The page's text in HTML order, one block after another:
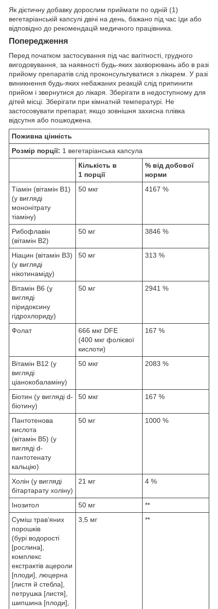
Як дієтичну добавку дорослим приймати по одній (1)
вегетаріанській капсулі двічі на день, бажано під час їди або
відповідно до рекомендацій медичного працівника.
Попередження
Перед початком застосування під час вагітності, грудного
вигодовування, за наявності будь-яких захворювань або в разі
прийому препаратів слід проконсультуватися з лікарем. У разі
виникнення будь-яких небажаних реакцій слід припинити
прийом і звернутися до лікаря. Зберігати в недоступному для
дітей місці. Зберігати при кімнатній температурі. Не
застосовувати препарат, якщо зовнішня захисна плівка
відсутня або пошкоджена.
Поживна цінність
Розмір порції: 1 вегетаріанська капсула
Кількість в
1 порції
% від добової
норми
Тіамін (вітамін B1)
(у вигляді
мононітрату
тіаміну)
50 мкг 4167 %
Рибофлавін
(вітамін B2)
50 мг 3846 %
Ніацин (вітамін B3)
(у вигляді
нікотинаміду)
50 мг 313 %
Вітамін B6 (у
вигляді
піридоксину
гідрохлориду)
50 мг 2941 %
Фолат
666 мкг DFE
(400 мкг фолієвої
кислоти)
167 %
Вітамін B12 (у
вигляді
ціанокобаламіну)
50 мкг 2083 %
Біотин (у вигляді d-
біотину)
50 мкг 167 %
Пантотенова
кислота
(вітамін B5) (у
вигляді d-
пантотенату
кальцію)
50 мг 1000 %
Холін (у вигляді
бітартарату холіну)
21 мг 4 %
Інозитол 50 мг
**
Суміш трав’яних
порошків
(бурі водорості
[рослина],
комплекс
екстрактів ацероли
[плоди], люцерна
[листя й стебла],
петрушка [листя],
шипшина [плоди],
3,5 мг **